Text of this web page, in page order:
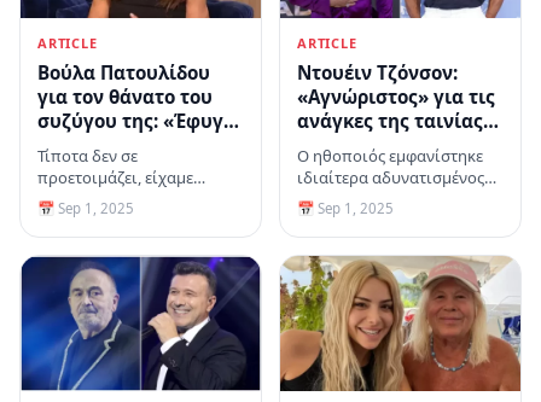
ARTICLE
Βούλα Πατουλίδου
για τον θάνατο του
συζύγου της: «Έφυγε»
με τον καλύτερο
τρόπο, μέσα στην
αγκαλιά μου
Τίποτα δεν σε
προετοιμάζει, είχαμε
ελπίδα ότι θα γίνει καλά,
πρόσθεσε
📅 Sep 1, 2025
ARTICLE
Ντουέιν Τζόνσον:
«Αγνώριστος» για τις
ανάγκες της ταινίας
«The Smashing
Machine» - Πώς
αντέδρασαν οι
θαυμαστές του
Ο ηθοποιός εμφανίστηκε
ιδιαίτερα αδυνατισμένος
για τις ανάγκες του νέου
του ρόλου
📅 Sep 1, 2025